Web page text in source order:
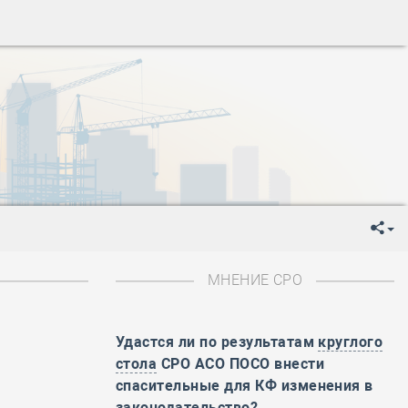
День Государственного флага Российской Федерации
-День знаний
День сотрудника органов внутренних дел РФ
День полного освобождения Ленинграда от фашистской
Весны и Труда
Победы!
День Государственного флага Российской Федерации
День полного освобождения Ленинграда от фашистской
МНЕНИЕ СРО
Удастся ли по результатам круглого
стола СРО АСО ПОСО внести
спасительные для КФ изменения в